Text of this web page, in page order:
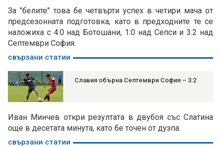
За "белите" това бе четвърти успех в четири мача от
предсезонната подготовка, като в предходните те се
наложиха с 4:0 над Ботошани, 1:0 над Сепси и 3:2 над
Септември София.
свързани статии
Славия обърна Септември София – 3:2
Иван Минчев откри резултата в двубоя със Слатина
още в десетата минута, като бе точен от дузпа.
свързани статии